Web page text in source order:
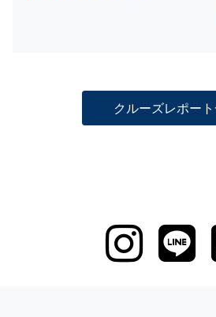
クルーズレポー